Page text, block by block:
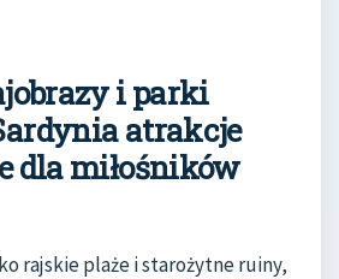
i parki
atrakcje
dla miłośników
rajskie plaże i starożytne ruiny,